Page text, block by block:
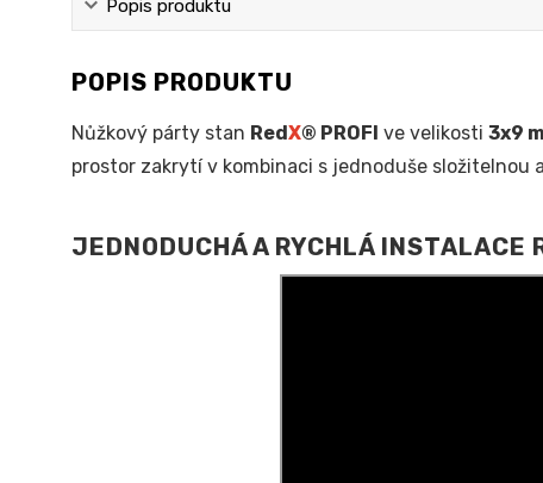
Popis produktu
POPIS PRODUKTU
Nůžkový párty stan RedX® PROFI ve velikosti 3x9 m
prostor zakrytí v kombinaci s jednoduše složitelnou
JEDNODUCHÁ A RYCHLÁ INSTALACE